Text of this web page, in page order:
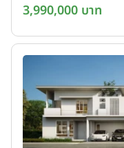
3,990,000 บาท